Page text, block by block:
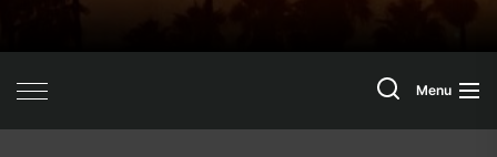
SearchMenu